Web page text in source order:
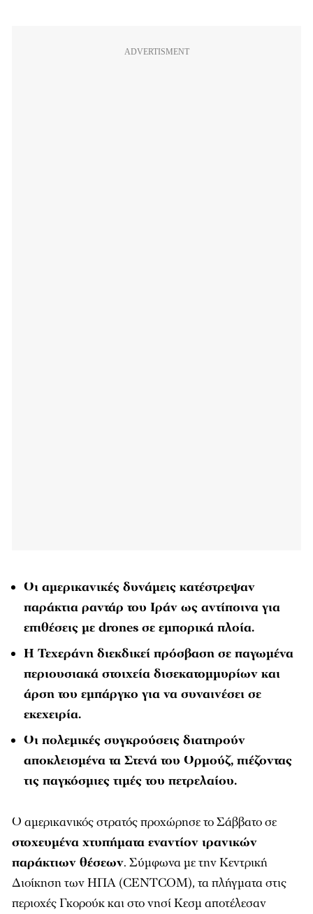
Οι αμερικανικές δυνάμεις κατέστρεψαν
παράκτια ραντάρ του Ιράν ως αντίποινα για
επιθέσεις με drones σε εμπορικά πλοία.
Η Τεχεράνη διεκδικεί πρόσβαση σε παγωμένα
περιουσιακά στοιχεία δισεκατομμυρίων και
άρση του εμπάργκο για να συναινέσει σε
εκεχειρία.
Οι πολεμικές συγκρούσεις διατηρούν
αποκλεισμένα τα Στενά του Ορμούζ, πιέζοντας
τις παγκόσμιες τιμές του πετρελαίου.
Ο αμερικανικός στρατός προχώρησε το Σάββατο σε
στοχευμένα χτυπήματα εναντίον ιρανικών
παράκτιων θέσεων. Σύμφωνα με την Κεντρική
Διοίκηση των ΗΠΑ (CENTCOM), τα πλήγματα στις
περιοχές Γκορούκ και στο νησί Κεσμ αποτέλεσαν